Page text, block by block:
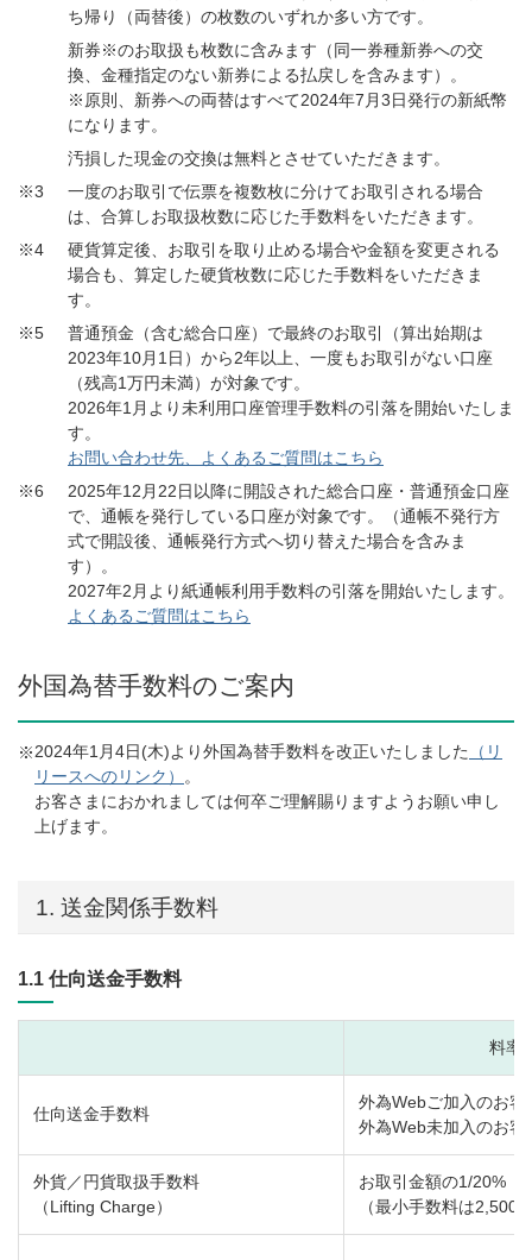
ち帰り（両替後）の枚数のいずれか多い方です。
新券※のお取扱も枚数に含みます（同一券種新券への交
換、金種指定のない新券による払戻しを含みます）。
※原則、新券への両替はすべて2024年7月3日発行の新紙幣
になります。
汚損した現金の交換は無料とさせていただきます。
※3
一度のお取引で伝票を複数枚に分けてお取引される場合
は、合算しお取扱枚数に応じた手数料をいただきます。
※4
硬貨算定後、お取引を取り止める場合や金額を変更される
場合も、算定した硬貨枚数に応じた手数料をいただきま
す。
※5
普通預金（含む総合口座）で最終のお取引（算出始期は
2023年10月1日）から2年以上、一度もお取引がない口座
（残高1万円未満）が対象です。
2026年1月より未利用口座管理手数料の引落を開始いたしま
す。
お問い合わせ先、よくあるご質問はこちら
※6
2025年12月22日以降に開設された総合口座・普通預金口座
で、通帳を発行している口座が対象です。（通帳不発行方
式で開設後、通帳発行方式へ切り替えた場合を含みま
す）。
2027年2月より紙通帳利用手数料の引落を開始いたします。
よくあるご質問はこちら
外国為替手数料のご案内
※2024年1月4日(木)より外国為替手数料を改正いたしました
（リ
リースへのリンク）
。
お客さまにおかれましては何卒ご理解賜りますようお願い申し
上げます。
1. 送金関係手数料
1.1 仕向送金手数料
料率
仕向送金手数料
外為Webご加入のお客
外為Web未加入のお客
外貨／円貨取扱手数料
（Lifting Charge）
お取引金額の1/20%
（最小手数料は2,500